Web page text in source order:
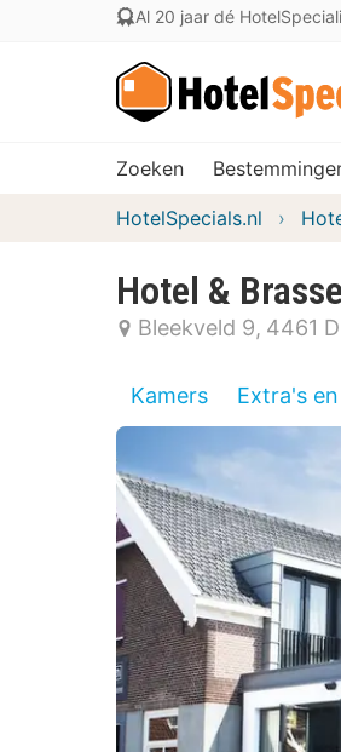
Al 20 jaar dé
Zoeken
HotelSpecials.nl
Hotel &
Bleekveld 9 4461
Kamers Extra's